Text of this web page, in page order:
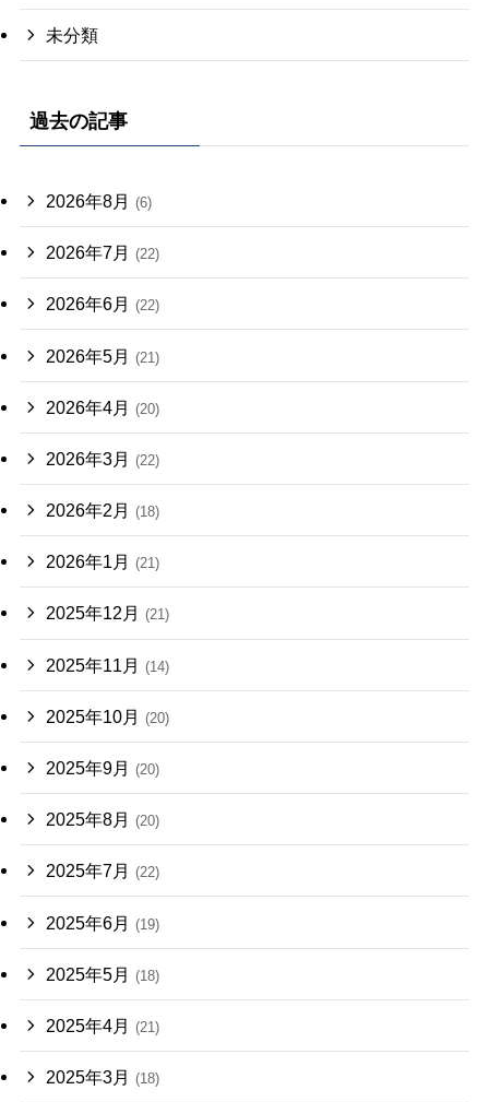
未分類
過去の記事
2026年8月 (6)
2026年7月 (22)
2026年6月 (22)
2026年5月 (21)
2026年4月 (20)
2026年3月 (22)
2026年2月 (18)
2026年1月 (21)
2025年12月 (21)
2025年11月 (14)
2025年10月 (20)
2025年9月 (20)
2025年8月 (20)
2025年7月 (22)
2025年6月 (19)
2025年5月 (18)
2025年4月 (21)
2025年3月 (18)